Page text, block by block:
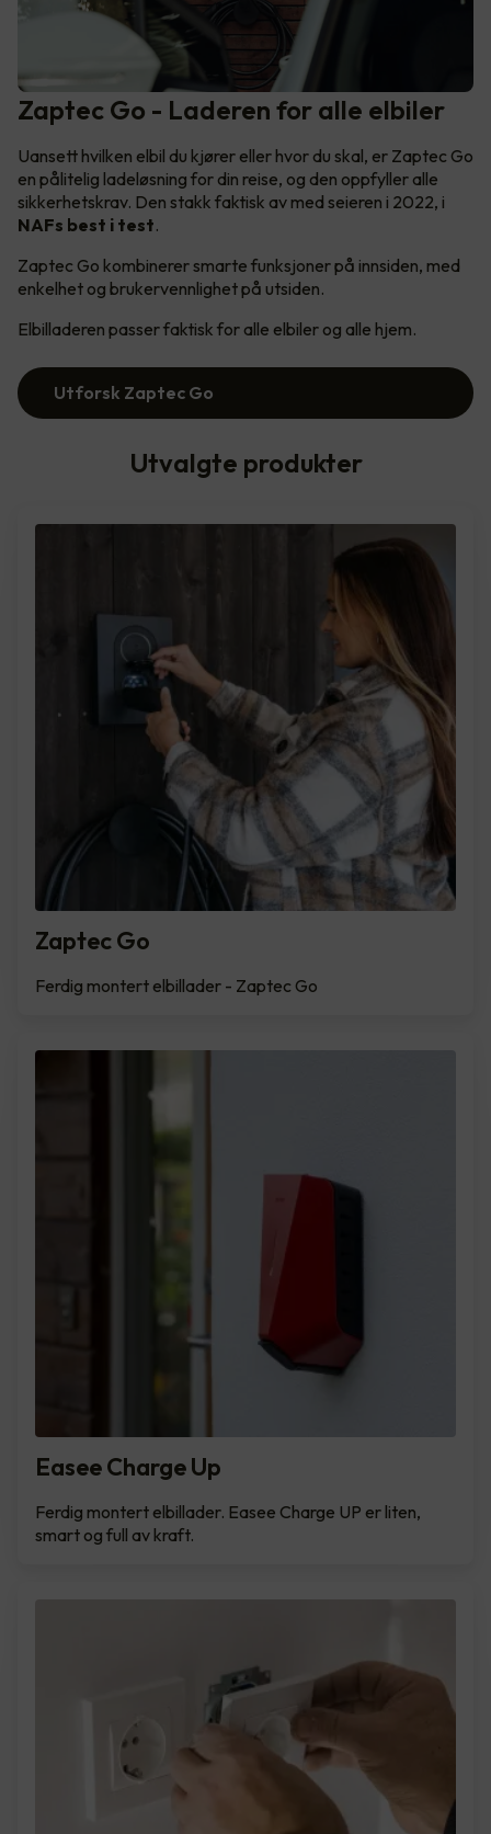
Zaptec Go - Laderen for alle elbiler
Uansett hvilken elbil du kjører eller hvor du skal, er Zaptec Go
en pålitelig ladeløsning for din reise, og den oppfyller alle
sikkerhetskrav. Den stakk faktisk av med seieren i 2022, i
NAFs best i test.
Zaptec Go kombinerer smarte funksjoner på innsiden, med
enkelhet og brukervennlighet på utsiden.
Elbilladeren passer faktisk for alle elbiler og alle hjem.
Utforsk Zaptec Go
Utvalgte produkter
Zaptec Go
Ferdig montert elbillader - Zaptec Go
Easee Charge Up
Ferdig montert elbillader. Easee Charge UP er liten,
smart og full av kraft.